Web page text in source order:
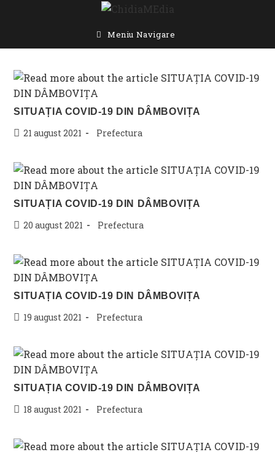
Meniu Navigare
SITUAȚIA COVID-19 DIN DÂMBOVIȚA
Post21 august 2021
Post
Prefectura
SITUAȚIA COVID-19 DIN DÂMBOVIȚA
Post20 august 2021
Post
Prefectura
SITUAȚIA COVID-19 DIN DÂMBOVIȚA
Post19 august 2021
Post
Prefectura
SITUAȚIA COVID-19 DIN DÂMBOVIȚA
Post18 august 2021
Post
Prefectura